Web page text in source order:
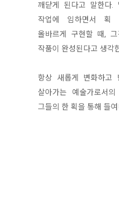
깨닫게 된다고 말한다.
작업에 임하면서 획
올바르게 구현할 때,
작품이 완성된다고 생각
항상 새롭게 변화하고
살아가는 예술가로서
그들의 한 획을 통해 들